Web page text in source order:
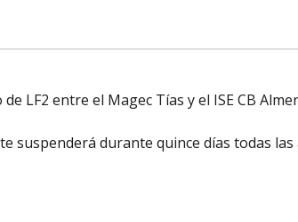
LF2 entre el Magec Tías y el ISE CB
suspenderá durante quince días todas